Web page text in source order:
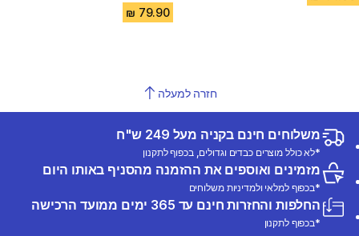
חזרה למעלה
משלוחים חינם בקניה מעל 249 ש"ח
*לא כולל מוצרים כבדים וגדולים, בכפוף לתקנון
מזמינים ואוספים את ההזמנה מהסניף באותו היום
*בכפוף למלאי ולמדיניות משלוחים
החלפות והחזרות חינם עד 365 ימים ממועד הרכישה
*בכפוף לתקנון